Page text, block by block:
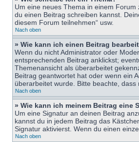
Um eine neues Thema in einem
du einen Beitrag schreiben kannst.
diesem Forum teilnehmen“ usw.
Nach oben
» Wie kann ich einen Beitrag
Wenn du nicht Administrator oder
entsprechenden Beitrag anklickst;
Themenansicht als überarbeitet
Beitrag geantwortet hat oder wenn ein
überarbeitet wurde. Bitte beachte,
Nach oben
» Wie kann ich meinem Beitrag eine
Um eine Signatur an deinen Beitrag
kannst du in jedem Beitrag das
Signatur aktivierst. Wenn du einen
Nach oben